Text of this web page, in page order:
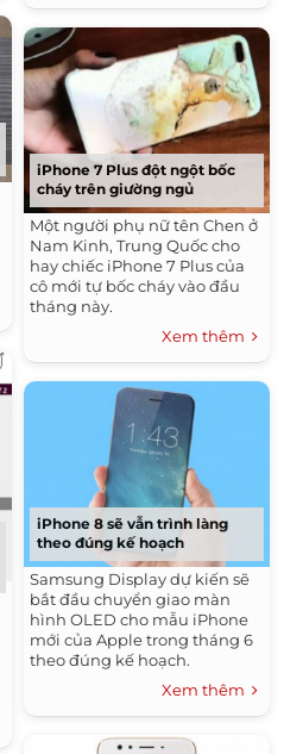
iPhone 7 Plus đột ngột bốc
cháy trên giường ngủ
Một người phụ nữ tên Chen ở
Nam Kinh, Trung Quốc cho
hay chiếc iPhone 7 Plus của
cô mới tự bốc cháy vào đầu
tháng này.
Xem thêm
iPhone 8 sẽ vẫn trình làng
theo đúng kế hoạch
Samsung Display dự kiến sẽ
bắt đầu chuyển giao màn
hình OLED cho mẫu iPhone
mới của Apple trong tháng 6
theo đúng kế hoạch.
Xem thêm